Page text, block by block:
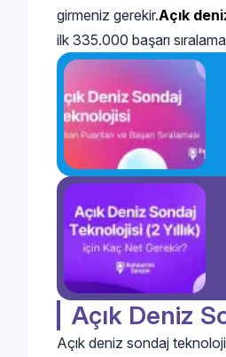
girmeniz gerekir.Açık
ilk 335.000 başarı
Açık Deniz
Açık deniz sondaj